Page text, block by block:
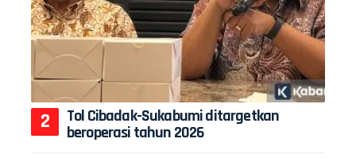
Tol Cibadak-Sukabumi ditargetkan
beroperasi tahun 2026